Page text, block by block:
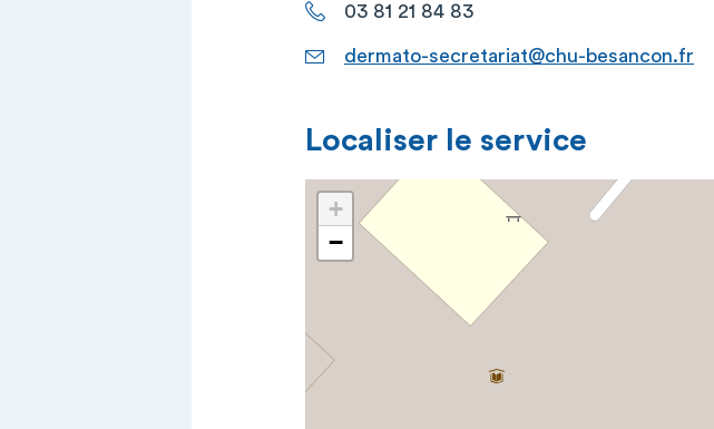
03 81 21 84 83
dermato-secretariat@chu-besancon.fr
Localiser le service
+
−